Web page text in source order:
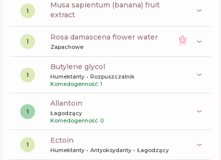
1
musa sapientum (banana) fruit
extract
1 rosa damascena flower water
Zapachowe
1
butylene glycol
Humektanty
Rozpuszczalnik
Komedogenność: 1
1
allantoin
Łagodzący
Komedogenność: 0
1 ectoin
Humektanty Antyoksydanty Łagodzący